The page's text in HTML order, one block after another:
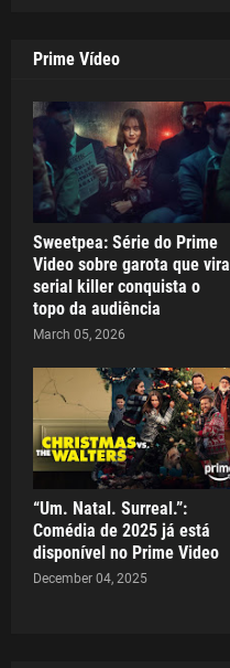
Prime Vídeo
Sweetpea: Série do Prime
Video sobre garota que vira
serial killer conquista o
topo da audiência
March 05, 2026
“Um. Natal. Surreal.”:
Comédia de 2025 já está
disponível no Prime Video
December 04, 2025